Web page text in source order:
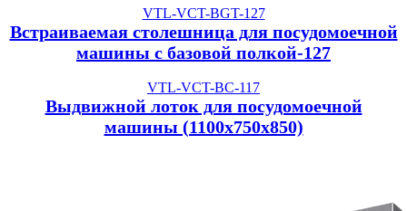
VTL-VCT-BGT-127
Встраиваемая столешница для посудомоечной
машины с базовой полкой-127
VTL-VCT-BC-117
Выдвижной лоток для посудомоечной
машины (1100x750x850)